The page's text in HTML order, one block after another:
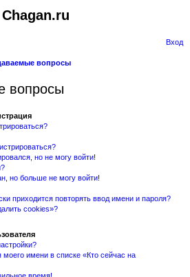
Chagan.ru
Вход
вопросы
вопросы
но не могу войти!
но больше не могу войти!
приходится повторять ввод имени и пароля?
cookies»?
моего имени в списке «Кто сейчас на